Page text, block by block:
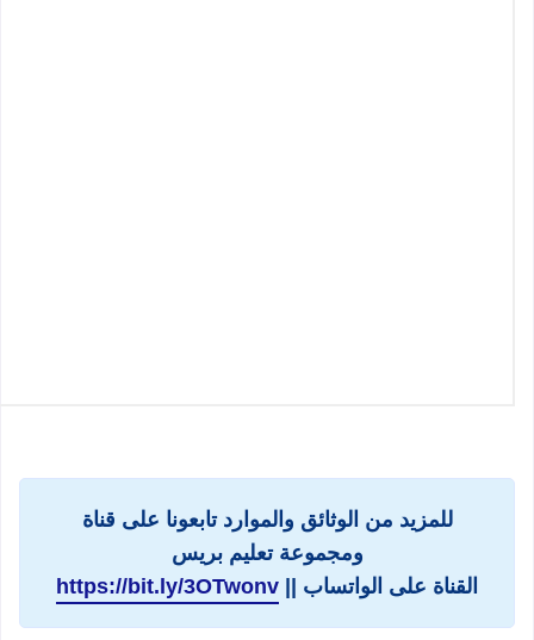
للمزيد من الوثائق والموارد تابعونا على قناة
ومجموعة تعليم بريس
القناة على الواتساب || https://bit.ly/3OTwonv